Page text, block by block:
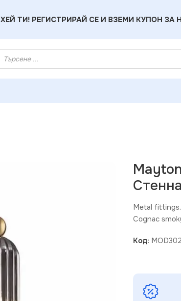
ХЕЙ ТИ! РЕГИСТРИРАЙ СЕ И ВЗЕМИ КУПОН ЗА
Metal fittings.
Cognac
Код: